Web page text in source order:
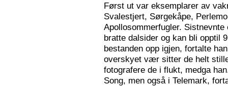
Først ut var eksemplarer av
Svalestjert, Sørgekåpe,
Apollosommerfugler.
bratte dalsider og kan bli opptil
bestanden opp igjen, fortalte
overskyet vær sitter de helt
fotografere de i flukt, medga
Song, men også i Telemark,